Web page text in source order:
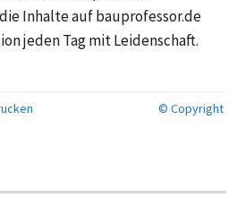
Inhalte auf bauprofessor.de
jeden Tag mit Leidenschaft.
© Copyright